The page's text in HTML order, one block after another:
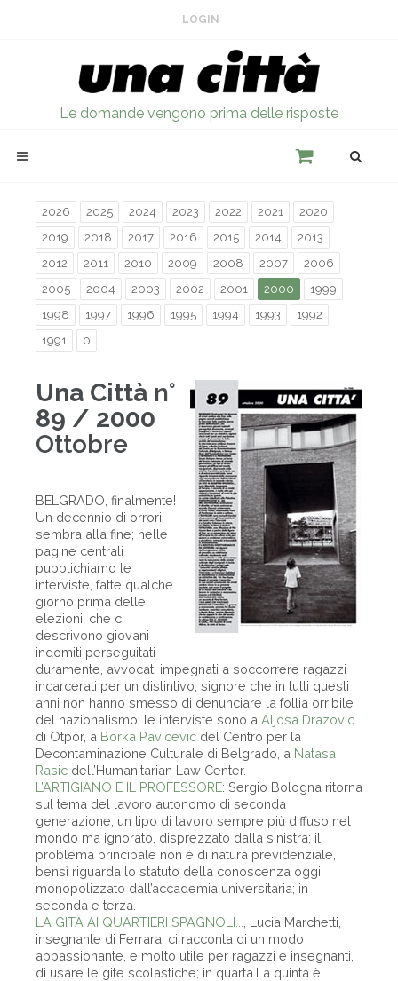
LOGIN
Le domande vengono prima delle risposte
2026 2025 2024 2023 2022 2021
2020
2019
2018 2017 2016 2015 2014
2013
2012
2011 2010 2009 2008 2007
2006
2005
2004 2003 2002 2001 2000
1999
1998
1997 1996 1995 1994 1993
1992
1991
0
Una Città n°
89 / 2000
Ottobre
BELGRADO, finalmente!
Un decennio di orrori
sembra alla fine; nelle
pagine centrali
pubblichiamo le
interviste, fatte qualche
giorno prima delle
elezioni, che ci
descrivono giovani
indomiti perseguitati
duramente, avvocati impegnati a soccorrere ragazzi
incarcerati per un distintivo; signore che in tutti questi
anni non hanno smesso di denunciare la follia orribile
del nazionalismo; le interviste sono a Aljosa Drazovic
di Otpor, a Borka Pavicevic del Centro per la
Decontaminazione Culturale di Belgrado, a Natasa
Rasic dell’Humanitarian Law Center.
L’ARTIGIANO E IL PROFESSORE: Sergio Bologna ritorna
sul tema del lavoro autonomo di seconda
generazione, un tipo di lavoro sempre più diffuso nel
mondo ma ignorato, disprezzato dalla sinistra; il
problema principale non è di natura previdenziale,
bensì riguarda lo statuto della conoscenza oggi
monopolizzato dall’accademia universitaria; in
seconda e terza.
LA GITA AI QUARTIERI SPAGNOLI...
, Lucia Marchetti,
insegnante di Ferrara, ci racconta di un modo
appassionante, e molto utile per ragazzi e insegnanti,
di usare le gite scolastiche; in quarta.La quinta è